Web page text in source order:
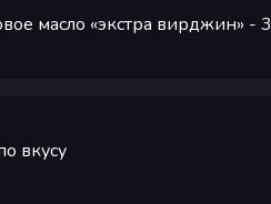
масло «экстра вирджин» - 3
вкусу